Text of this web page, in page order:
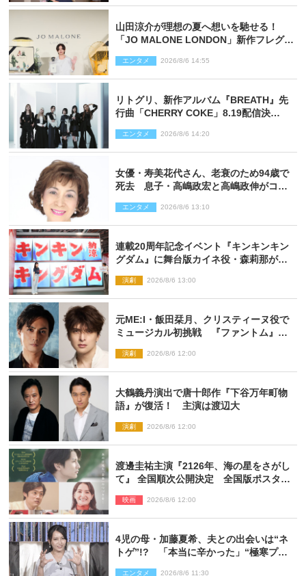
山田涼介が理想の夏へ想いを馳せる！
「JO MALONE LONDON」新作フレグラ
エンタメ 2026/8/6 14:55
リトグリ、新作アルバム『BREATH』先
行曲「CHERRY COKE」8.19配信決
エンタメ 2026/8/6 14:20
女優・寿美花代さん、老衰のため94歳で
死去 息子・高嶋政宏と高嶋政伸がコメ
優しい母でした」
エンタメ 2026/8/6 13:10
連載20周年記念イベント『キンキンキン
グダム』に舞台版カイネ役・森莉那が潜
演劇 2026/8/6 13:00
元ME:I・飯田栞月、クリスティーヌ役で
ミュージカル初挑戦 『ファントム』
演劇 2026/8/6 12:00
大鶴義丹演出で唐十郎作『下谷万年町物
語』が復活！ 主演は渡辺大
演劇 2026/8/6 12:00
渡邊圭祐主演『2126年、海の星をさがし
て』 全国順次公開決定 全国版ポスター
映画 2026/8/6 12:00
4児の母・加藤夏希、夫との出会いは“ネ
トゲ”!? 「本当に辛かった」“極寒プロ
エンタメ 2026/8/6 11:30